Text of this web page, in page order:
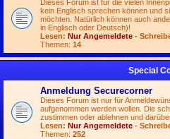
Dieses Forum ist für die vielen
kein Englisch sprechen können und
möchten. Natürlich können auch
in Englisch oder Deutsch)!
Lesen: Nur Angemeldete -
Themen: 14
Special
Anmeldung Securecorner
Dieses Forum ist nur für
aufgenommen werden wollen. Die
zustimmen oder ablehnen und
Lesen: Nur Angemeldete -
Themen: 252